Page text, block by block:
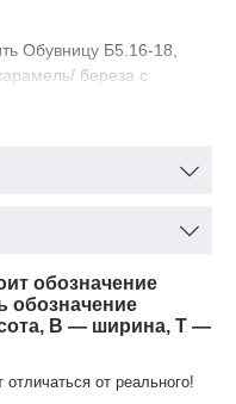
Обувницу Б5.16-18,
береза с
обозначение
обозначение
B — ширина, T —
от реального!